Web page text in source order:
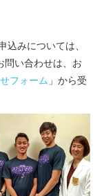
込みについては、
問い合わせは、お
フォーム 」から受